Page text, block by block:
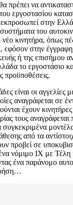
πρέπει να
εργοστασίου
στην
του
νέο κινητήρα, όπως
εφόσον στην
ή της επισήμου
το εργοστάσιο
προϋποθέσεις.
είναι οι αγγελίες
αναγράφεται σε
έχουν
τους αναγράφεται
συγκεκριμένα
από τα
προβεί σε
νόμιμο ΙΧ με
ένα παράνομο